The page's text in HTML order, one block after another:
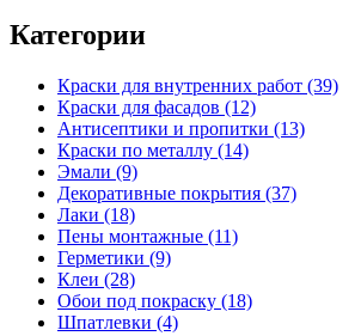
Категории
Краски для внутренних работ (39)
Краски для фасадов (12)
Антисептики и пропитки (13)
Краски по металлу (14)
Эмали (9)
Декоративные покрытия (37)
Лаки (18)
Пены монтажные (11)
Герметики (9)
Клеи (28)
Обои под покраску (18)
Шпатлевки (4)